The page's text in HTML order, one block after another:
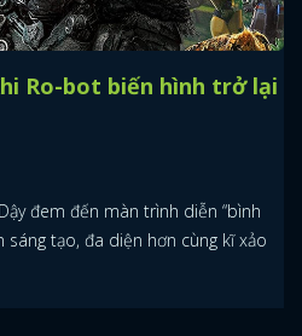
Ro-bot biến hình trở lại
đem đến màn trình diễn “bình
sáng tạo, đa diện hơn cùng kĩ xảo